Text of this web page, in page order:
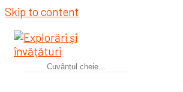
Skip to content